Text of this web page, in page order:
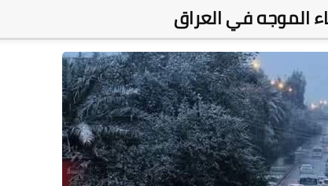
الموجه في العراق